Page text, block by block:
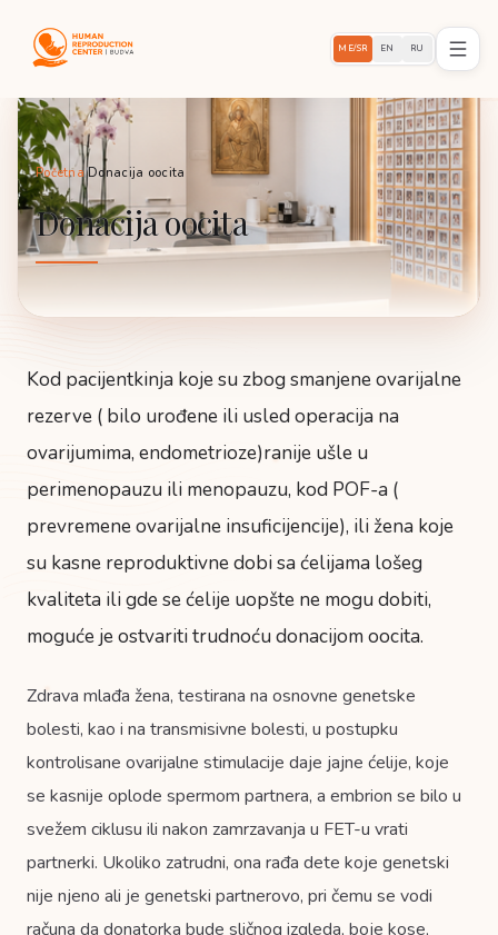
ME/SR EN RU
Početna/Donacija oocita
Donacija oocita
Kod pacijentkinja koje su zbog smanjene ovarijalne
rezerve ( bilo urođene ili usled operacija na
ovarijumima, endometrioze)ranije ušle u
perimenopauzu ili menopauzu, kod POF-a (
prevremene ovarijalne insuficijencije), ili žena koje
su kasne reproduktivne dobi sa ćelijama lošeg
kvaliteta ili gde se ćelije uopšte ne mogu dobiti,
moguće je ostvariti trudnoću donacijom oocita.
Zdrava mlađa žena, testirana na osnovne genetske
bolesti, kao i na transmisivne bolesti, u postupku
kontrolisane ovarijalne stimulacije daje jajne ćelije, koje
se kasnije oplode spermom partnera, a embrion se bilo u
svežem ciklusu ili nakon zamrzavanja u FET-u vrati
partnerki. Ukoliko zatrudni, ona rađa dete koje genetski
nije njeno ali je genetski partnerovo, pri čemu se vodi
računa da donatorka bude sličnog izgleda, boje kose,